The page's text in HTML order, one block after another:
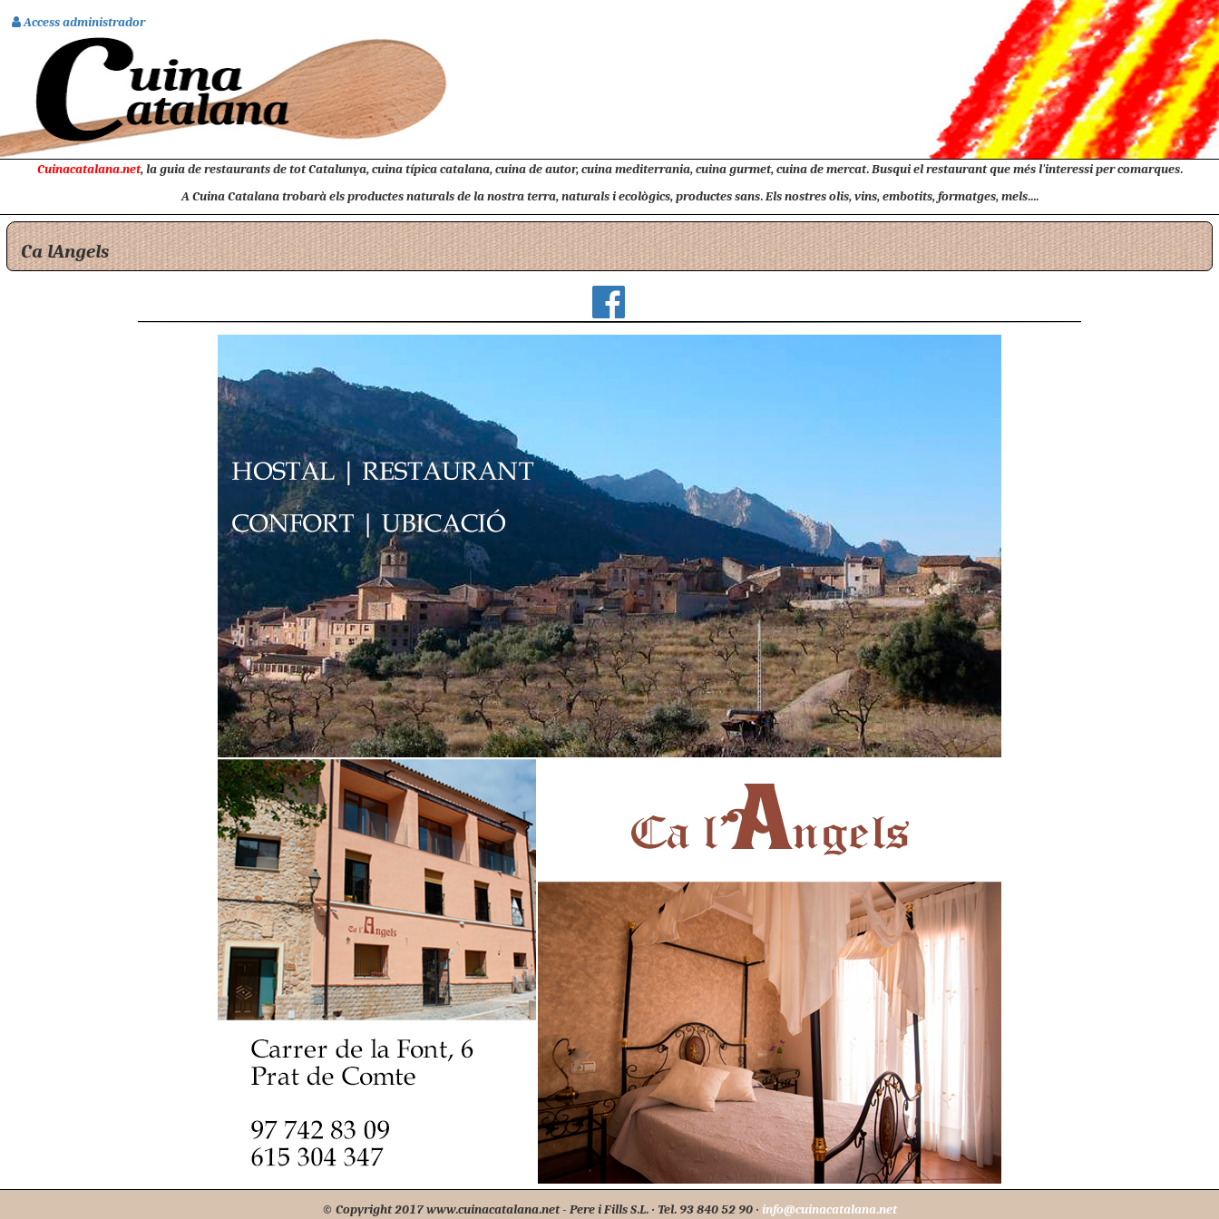
Access administrador
Cuinacatalana.net, la guia de restaurants de tot Catalunya, cuina típica catalana, cuina de autor, cuina mediterrania, cuina gurmet, cuina de mercat. Busqui el restaurant que més l'interessi per comarques.
A Cuina Catalana trobarà els productes naturals de la nostra terra, naturals i ecològics, productes sans. Els nostres olis, vins, embotits, formatges, mels....
Ca lAngels
© Copyright 2017 www.cuinacatalana.net - Pere i Fills S.L. · Tel. 93 840 52 90 · info@cuinacatalana.net